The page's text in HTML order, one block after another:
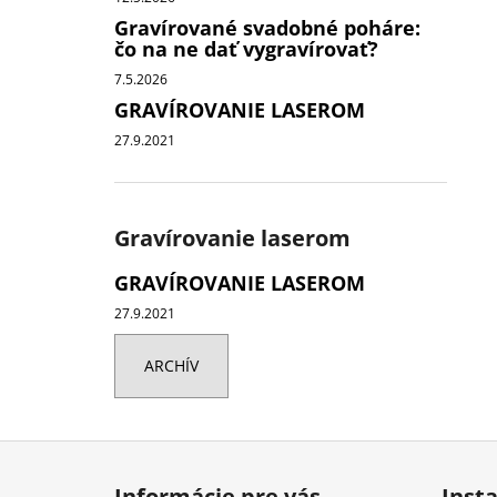
Gravírované svadobné poháre:
čo na ne dať vygravírovať?
7.5.2026
GRAVÍROVANIE LASEROM
27.9.2021
Gravírovanie laserom
GRAVÍROVANIE LASEROM
27.9.2021
ARCHÍV
Z